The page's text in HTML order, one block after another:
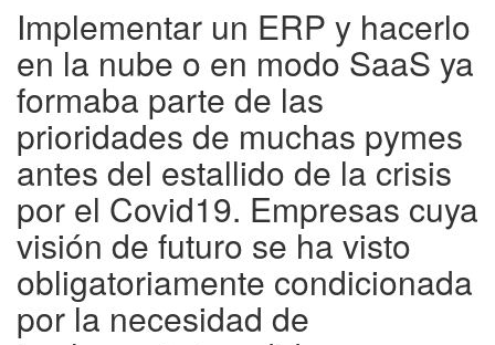
Implementar un ERP y hacerlo
en la nube o en modo SaaS ya
formaba parte de las
prioridades de muchas pymes
antes del estallido de la crisis
por el Covid19. Empresas cuya
visión de futuro se ha visto
obligatoriamente condicionada
por la necesidad de